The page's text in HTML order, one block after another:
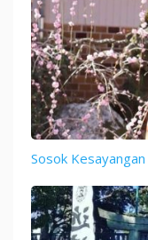
Sosok